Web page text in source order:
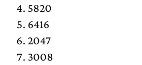
5820
6416
2047
3008